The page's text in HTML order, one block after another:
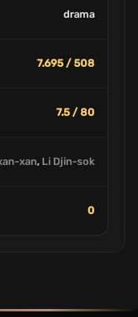
drama
7.695 / 508
7.5 / 80
xan, Li Djin-sok
0